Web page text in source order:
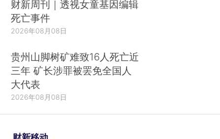
财新周刊｜透视女童基因编辑
死亡事件
2026年08月08日
贵州山脚树矿难致16人死亡近
三年 矿长涉罪被罢免全国人
大代表
2026年08月08日